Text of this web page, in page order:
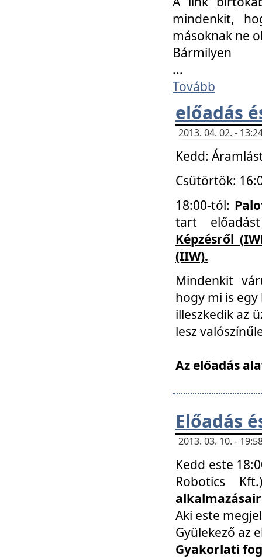
mindenkit,
másoknak ne
Bármilyen
...
Tovább
előadás
2013. 04. 02. -
Kedd:
Csütörtök:
18:00-tól:
tart
Képzésről
(IIW).
Mindenkit
hogy mi is
illeszkedik az
lesz
Az előadás
Előadás
2013. 03. 10. -
Kedd este
Robotics
Aki este
Gyülekező az
Gyakorlati